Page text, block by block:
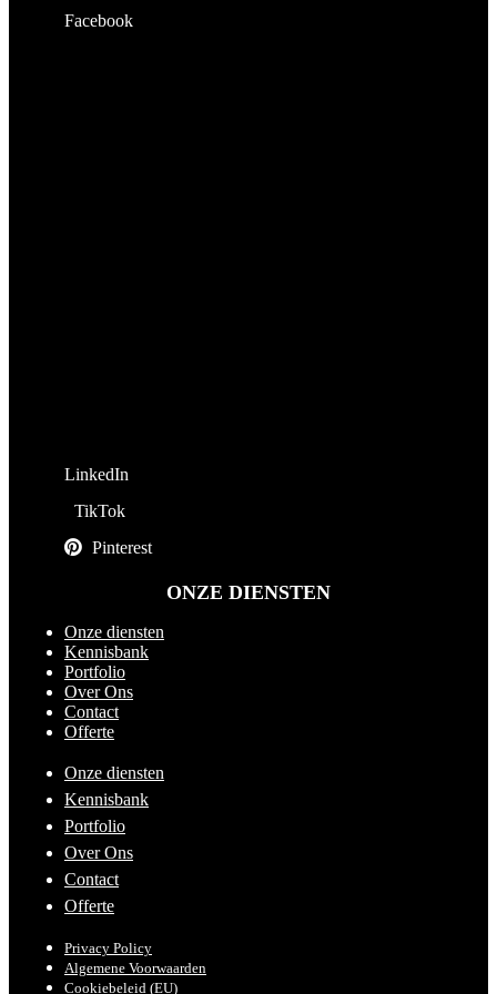
Facebook
LinkedIn
TikTok
Pinterest
ONZE DIENSTEN
Onze diensten
Kennisbank
Portfolio
Over Ons
Contact
Offerte
Onze diensten
Kennisbank
Portfolio
Over Ons
Contact
Offerte
Privacy Policy
Algemene Voorwaarden
Cookiebeleid (EU)